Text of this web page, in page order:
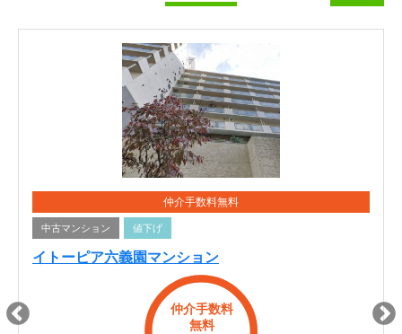
仲介手数料無料
中古マンション 値下げ
イトーピア六義園マンション
仲介手数料
無料